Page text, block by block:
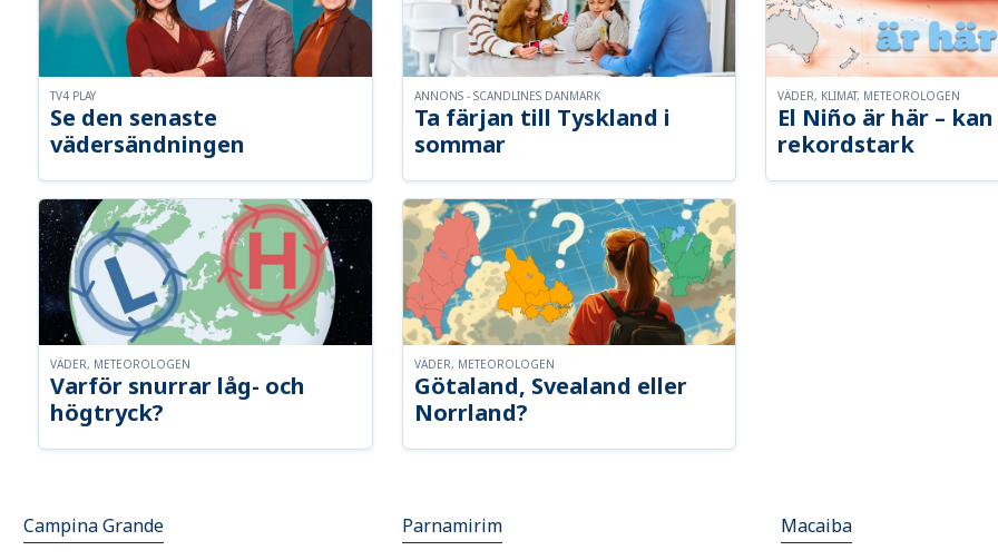
Se den senaste
vädersändningen
TV4 PLAY
Ta färjan till Tyskland i
sommar
ANNONS - SCANDLINES DANMARK
El Niño är här –
rekordstark
VÄDER, KLIMAT, METEOROLOGEN
Varför snurrar låg- och
högtryck?
VÄDER, METEOROLOGEN
Götaland, Svealand eller
Norrland?
VÄDER, METEOROLOGEN
Campina Grande Parnamirim Macaiba